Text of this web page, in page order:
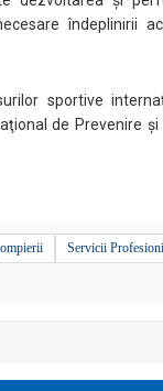
îndeplinirii
sportive
de Prevenire şi
Servicii